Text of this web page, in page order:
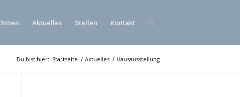
Aktuelles Stellen Kontakt
Du bist hier: Startseite / Aktuelles / Hausausstellung